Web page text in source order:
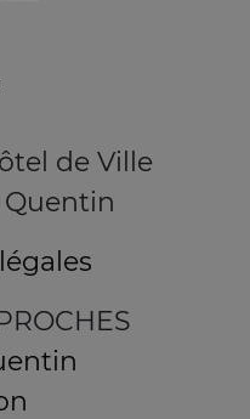
de Ville
Quentin